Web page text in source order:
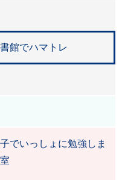
館でハマトレ
でいっしょに勉強しま